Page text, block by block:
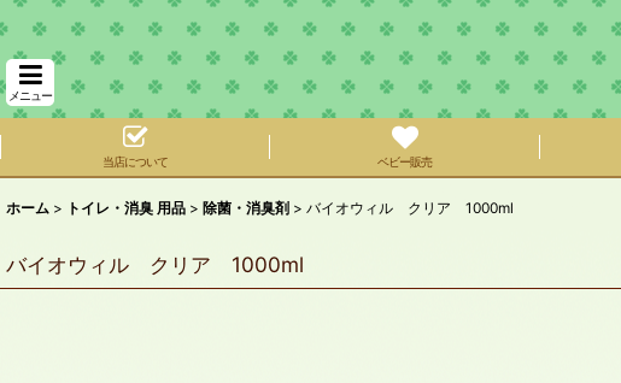
メニュー
当店について ベビー販売
ホーム > トイレ・消臭 用品 > 除菌・消臭剤 > バイオウィル クリア 1000ml
バイオウィル クリア 1000ml